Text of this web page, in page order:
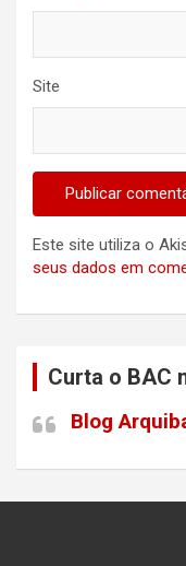
Site
Este site utiliza o
seus dados em
Curta o BAC
Blog